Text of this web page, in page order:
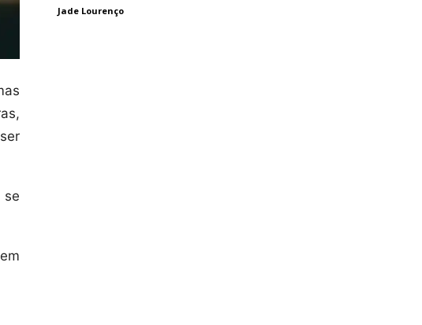
se
Jade Lourenço